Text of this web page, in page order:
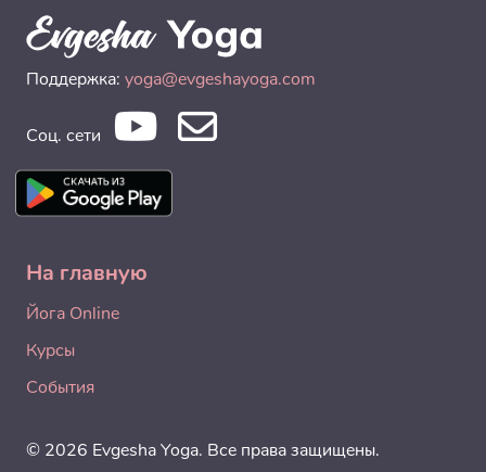
Поддержка: yoga@evgeshayoga.com
Соц. сети
На главную
Йога Online
Курсы
События
© 2026 Evgesha Yoga. Все права защищены.